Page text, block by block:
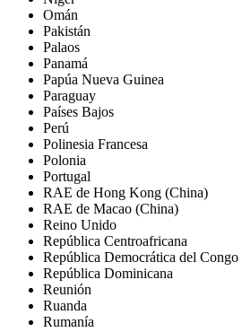
Omán
Pakistán
Palaos
Panamá
Papúa Nueva Guinea
Paraguay
Países Bajos
Perú
Polinesia Francesa
Polonia
Portugal
RAE de Hong Kong (China)
RAE de Macao (China)
Reino Unido
República Centroafricana
República Democrática del Congo
República Dominicana
Reunión
Ruanda
Rumanía